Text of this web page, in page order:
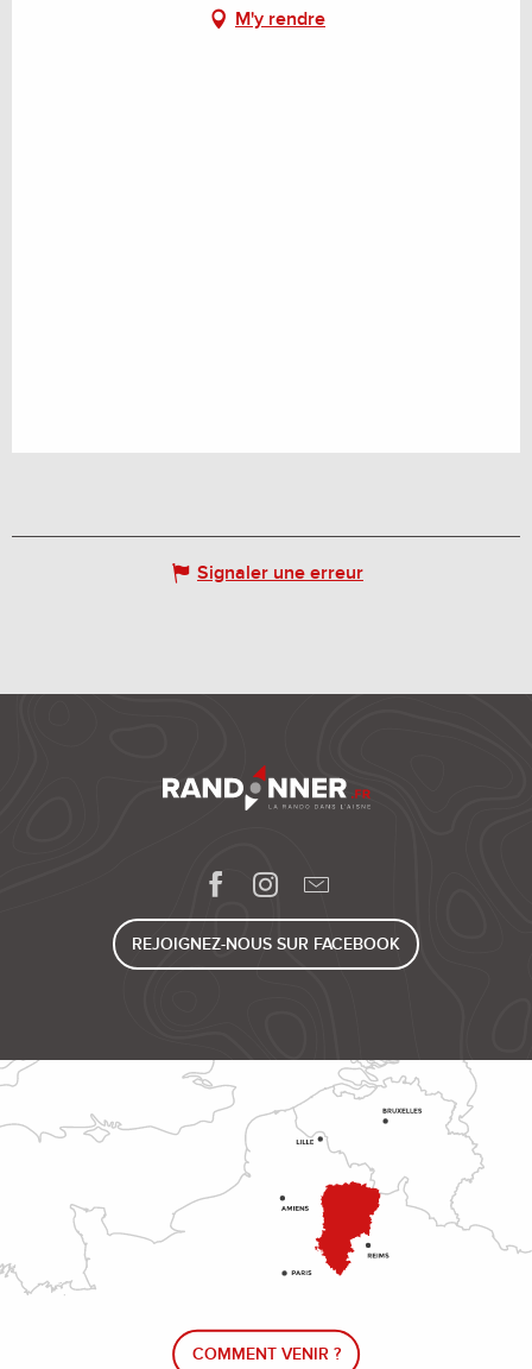
M'y rendre
Signaler une erreur
REJOIGNEZ-NOUS SUR FACEBOOK
COMMENT VENIR ?